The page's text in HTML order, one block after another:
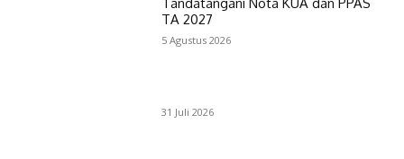
TA 2027
5 Agustus 2026
31 Juli 2026